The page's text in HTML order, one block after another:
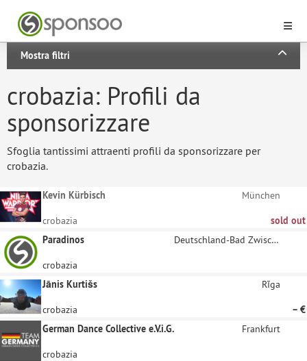
Mostra filtri
crobazia: Profili da
sponsorizzare
Sfoglia tantissimi attraenti profili da sponsorizzare per
crobazia.
Kevin Kürbisch München
crobazia
sold out
Paradinos
Deutschland-Bad Zwischenahn
crobazia
Jānis Kurtišs
Rīga
crobazia
– €
German Dance Collective e.V.i.G.
Frankfurt
crobazia